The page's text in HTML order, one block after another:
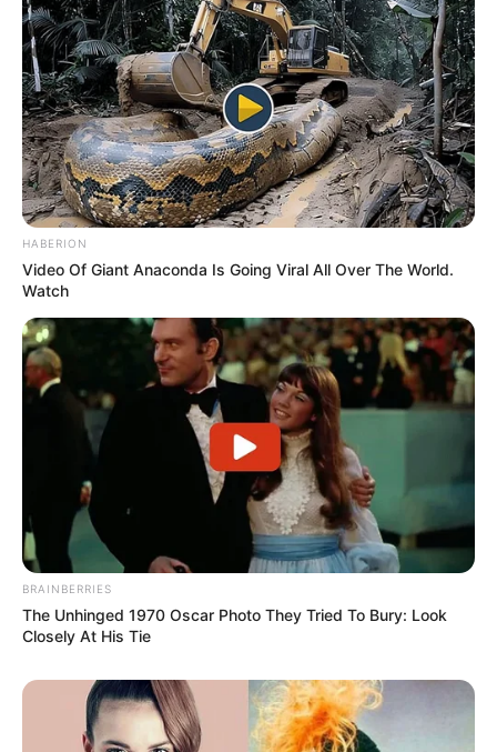
TAGS
ΕΥΒΟΙΑ
ΤΑΥΤΟΤΗΤΑ ΚΑΙ ΕΠΙΚΟΙΝΩΝΙΑ ΟΡΟΙ ΧΡΗΣΗΣ
HABERION
Video Of Giant Anaconda Is Going Viral All Over The World.
Watch
BRAINBERRIES
The Unhinged 1970 Oscar Photo They Tried To Bury: Look
Closely At His Tie